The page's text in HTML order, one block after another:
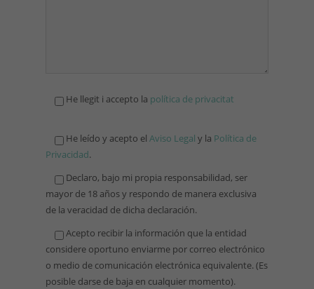
He llegit i accepto la política de privacitat
He leído y acepto el Aviso Legal y la Política de
Privacidad.
Declaro, bajo mi propia responsabilidad, ser
mayor de 18 años y respondo de manera exclusiva
de la veracidad de dicha declaración.
Acepto recibir la información que la entidad
considere oportuno enviarme por correo electrónico
o medio de comunicación electrónica equivalente. (Es
posible darse de baja en cualquier momento).